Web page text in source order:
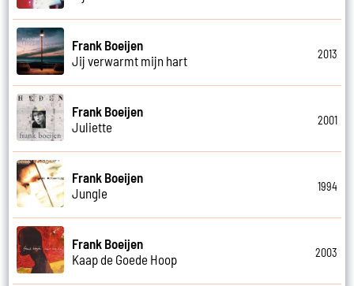
Frank Boeijen
Jij verwarmt mijn hart
2013
Frank Boeijen
Juliette
2001
Frank Boeijen
Jungle
1994
Frank Boeijen
Kaap de Goede Hoop
2003